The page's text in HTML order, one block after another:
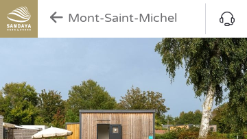
Mont-Saint-Michel